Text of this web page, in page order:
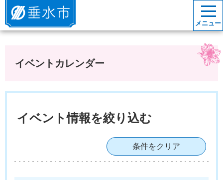
垂水市
メニュー
イベントカレンダー
イベント情報を絞り込む
条件をクリア